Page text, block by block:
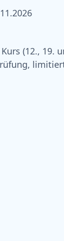
(12., 19.